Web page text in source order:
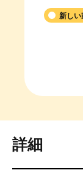
新しい
詳細